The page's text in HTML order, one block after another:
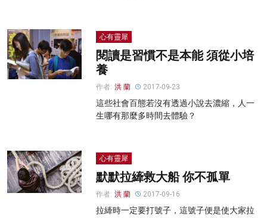
心有靈犀
閱讀是習慣不是本能 須從小培
養
作者: 洪 蘭 2017-09-23
這些社會百態若沒有透過小說去濃縮，人一
生哪有那麼多時間去體驗？
心有靈犀
默默拉縴救大船 你不孤單
作者: 洪 蘭 2017-09-16
拉縴時一定要打號子，這號子便是使大家拉